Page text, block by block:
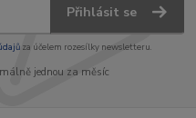
Přihlásit se
za účelem rozesílky newsletteru.
jednou za měsíc